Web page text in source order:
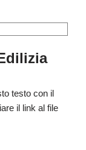
testo con il
il link al file